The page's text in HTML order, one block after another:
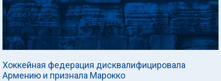
Хоккейная федерация дисквалифицировала
Армению и признала Марокко